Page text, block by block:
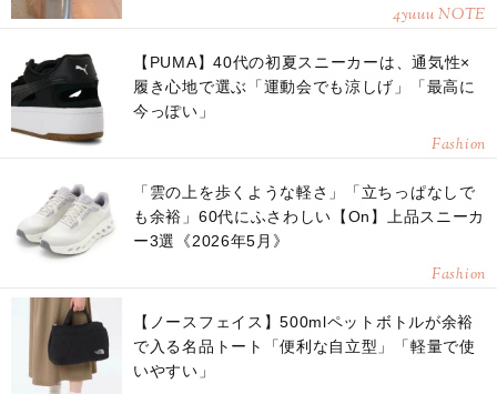
4yuuu NOTE
【PUMA】40代の初夏スニーカーは、通気性×
履き心地で選ぶ「運動会でも涼しげ」「最高に
今っぽい」
Fashion
「雲の上を歩くような軽さ」「立ちっぱなしで
も余裕」60代にふさわしい【On】上品スニーカ
ー3選《2026年5月》
Fashion
【ノースフェイス】500mlペットボトルが余裕
で入る名品トート「便利な自立型」「軽量で使
いやすい」